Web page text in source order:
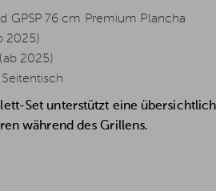
GPSP 76 cm Premium Plancha
2025)
2025)
Set unterstützt eine
während des Grillens.